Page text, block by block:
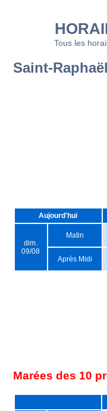
Tous les
Saint-Raphaël
Aujourd'hui
dim.
09/08
Matin
Après Midi
Marées des 10